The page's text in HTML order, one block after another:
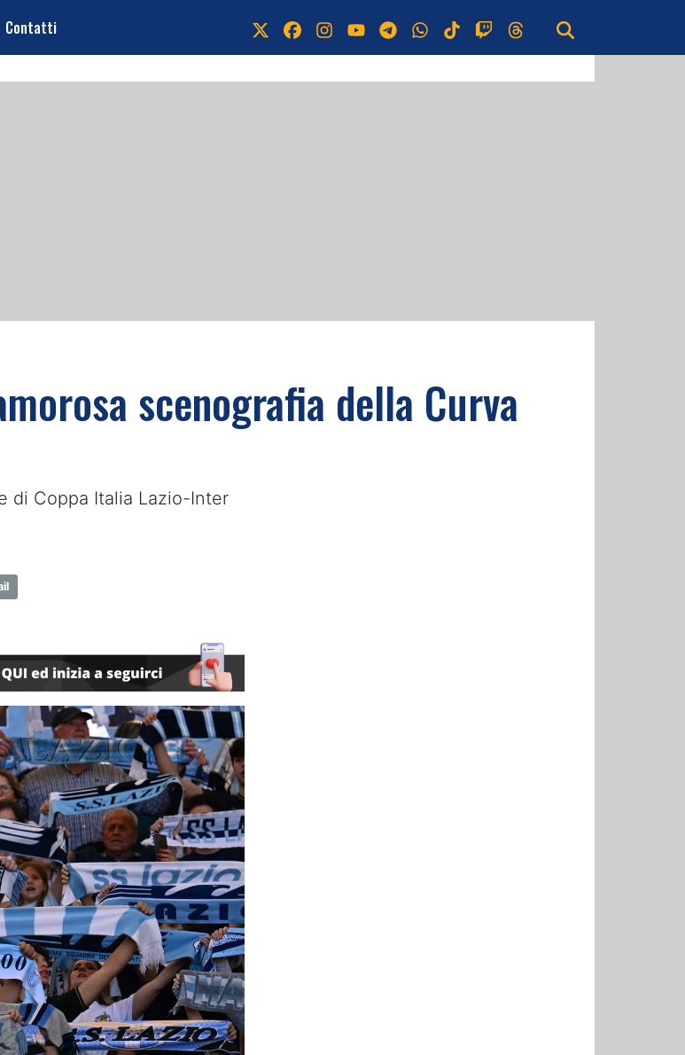
Contatti
scenografia della Curva
di Coppa Italia Lazio-Inter